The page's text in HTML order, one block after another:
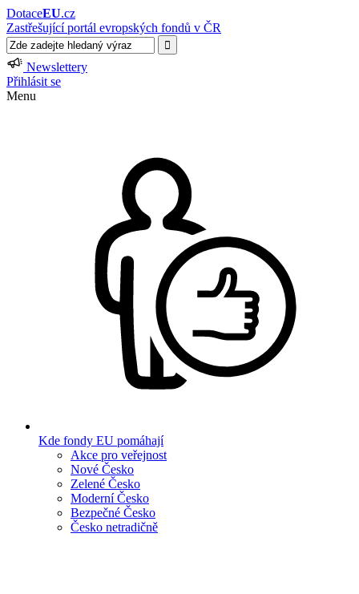
DotaceEU.cz
Zastřešující portál evropských fondů v ČR
Newslettery
Přihlásit se
Menu
Kde fondy EU pomáhají
Akce pro veřejnost
Nové Česko
Zelené Česko
Moderní Česko
Bezpečné Česko
Česko netradičně